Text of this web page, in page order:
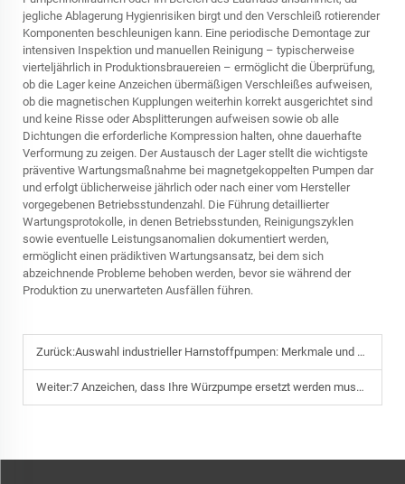
jegliche Ablagerung Hygienrisiken birgt und den Verschleiß rotierender
Komponenten beschleunigen kann. Eine periodische Demontage zur
intensiven Inspektion und manuellen Reinigung – typischerweise
vierteljährlich in Produktionsbrauereien – ermöglicht die Überprüfung,
ob die Lager keine Anzeichen übermäßigen Verschleißes aufweisen,
ob die magnetischen Kupplungen weiterhin korrekt ausgerichtet sind
und keine Risse oder Absplitterungen aufweisen sowie ob alle
Dichtungen die erforderliche Kompression halten, ohne dauerhafte
Verformung zu zeigen. Der Austausch der Lager stellt die wichtigste
präventive Wartungsmaßnahme bei magnetgekoppelten Pumpen dar
und erfolgt üblicherweise jährlich oder nach einer vom Hersteller
vorgegebenen Betriebsstundenzahl. Die Führung detaillierter
Wartungsprotokolle, in denen Betriebsstunden, Reinigungszyklen
sowie eventuelle Leistungsanomalien dokumentiert werden,
ermöglicht einen prädiktiven Wartungsansatz, bei dem sich
abzeichnende Probleme behoben werden, bevor sie während der
Produktion zu unerwarteten Ausfällen führen.
Zurück:Auswahl industrieller Harnstoffpumpen: Merkmale und Vorteile
Weiter:7 Anzeichen, dass Ihre Würzpumpe ersetzt werden muss: Kavitation, undichte Dichtungen und geringer Durchfluss in der Brauerei